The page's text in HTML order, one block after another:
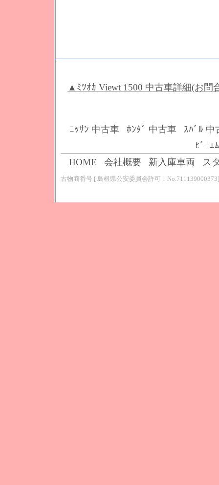
▲ﾐﾂｵｶ Viewt 1500 中古車詳細(お問
ﾆｯｻﾝ 中古車 ﾎﾝﾀﾞ 中古車
ｽﾊﾞﾙ 中
ﾋﾞｰｴ
HOME
会社概要 新入庫車両 ス
古物商番号 [ 島根県公安委員会許可：No.711139000373]